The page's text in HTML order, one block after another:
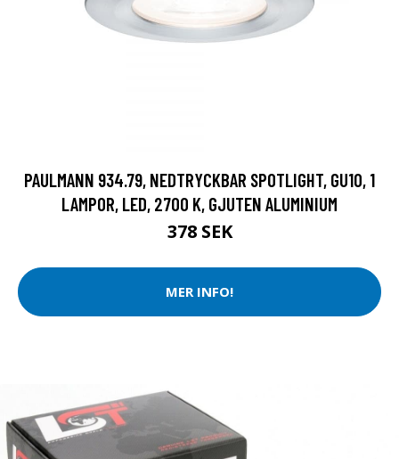
PAULMANN 934.79, NEDTRYCKBAR SPOTLIGHT, GU10, 1
LAMPOR, LED, 2700 K, GJUTEN ALUMINIUM
378 SEK
MER INFO!